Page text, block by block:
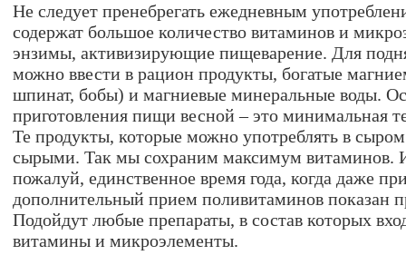
Не следует пренебрегать ежедневным
содержат большое количество витаминов и
энзимы, активизирующие пищеварение. Для
можно ввести в рацион продукты, богатые
шпинат, бобы) и магниевые минеральные воды.
приготовления пищи весной – это минимальная
Те продукты, которые можно употреблять в
сырыми. Так мы сохраним максимум витаминов.
пожалуй, единственное время года, когда даже
дополнительный прием поливитаминов показан
Подойдут любые препараты, в состав которых
витамины и микроэлементы.